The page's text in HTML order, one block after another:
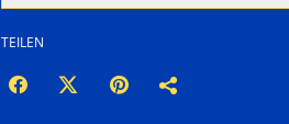
TEILEN